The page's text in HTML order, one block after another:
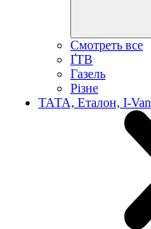
Смотреть все
ҐТВ
Газель
Різне
ТАТА, Еталон, I-Van